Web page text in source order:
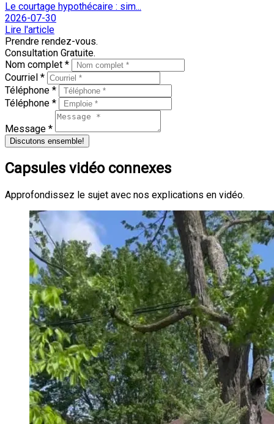
Le courtage hypothécaire : sim...
2026-07-30
Lire l'article
Prendre rendez-vous.
Consultation Gratuite.
Nom complet *
Courriel *
Téléphone *
Téléphone *
Message *
Discutons ensemble!
Capsules vidéo connexes
Approfondissez le sujet avec nos explications en vidéo.